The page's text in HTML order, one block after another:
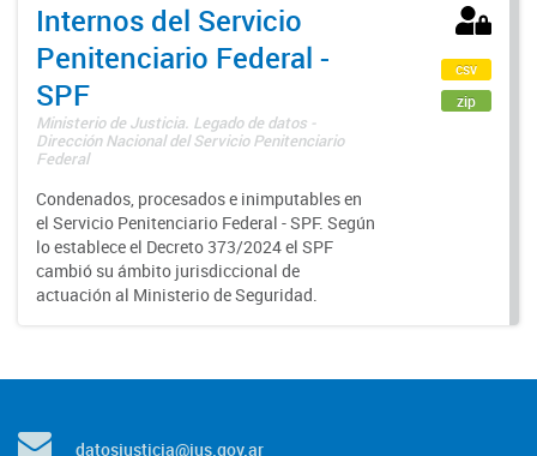
Internos del Servicio
Penitenciario Federal -
SPF
Ministerio de Justicia. Legado de datos -
Dirección Nacional del Servicio Penitenciario
Federal
Condenados, procesados e inimputables en
el Servicio Penitenciario Federal - SPF. Según
lo establece el Decreto 373/2024 el SPF
cambió su ámbito jurisdiccional de
actuación al Ministerio de Seguridad.
csv
zip
datosjusticia@jus.gov.ar